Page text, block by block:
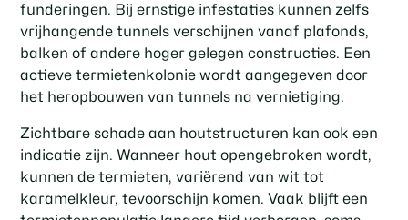
funderingen. Bij ernstige infestaties kunnen zelfs
vrijhangende tunnels verschijnen vanaf plafonds,
balken of andere hoger gelegen constructies. Een
actieve termietenkolonie wordt aangegeven door
het heropbouwen van tunnels na vernietiging.
Zichtbare schade aan houtstructuren kan ook een
indicatie zijn. Wanneer hout opengebroken wordt,
kunnen de termieten, variërend van wit tot
karamelkleur, tevoorschijn komen. Vaak blijft een